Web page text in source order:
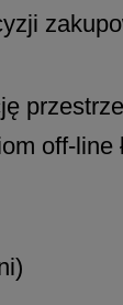
off-line